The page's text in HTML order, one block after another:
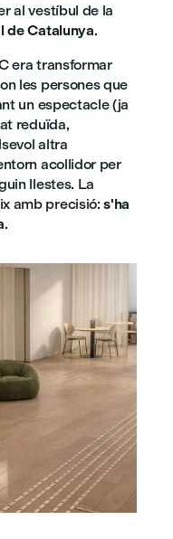
al vestíbul de la
de Catalunya.
era transformar
les persones que
un espectacle (ja
reduïda,
altra
acollidor per
llestes. La
amb precisió:s'ha
.